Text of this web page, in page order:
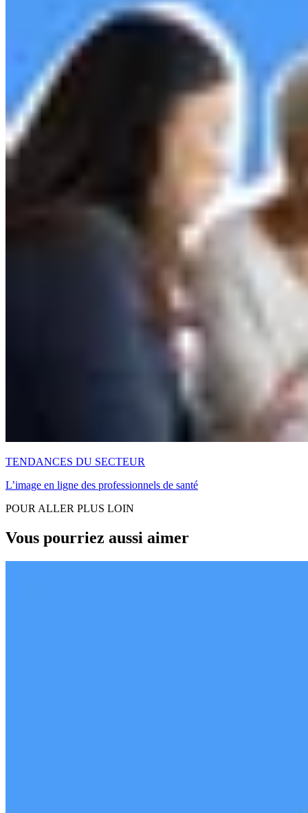
TENDANCES DU SECTEUR
L’image en ligne des professionnels de santé
POUR ALLER PLUS LOIN
Vous pourriez aussi aimer